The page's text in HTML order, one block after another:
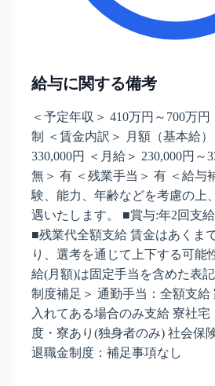
給与に関する備考
＜予定年収＞ 410万円～700万
制 ＜賃金内訳＞ 月額（基本給）
330,000円 ＜月給＞ 230,000円～
無＞ 有 ＜残業手当＞ 有 ＜給与
験、能力、年齢などを考慮の上
遇いたします。 ■賞与:年2回支
■残業代全額支給 賃金はあくま
り、選考を通じて上下する可能
給(月額)は固定手当を含めた表
制度補足＞ 通勤手当：全額支給
入れてある場合のみ支給 寮社宅
度・寮あり(独身者のみ) 社会保
退職金制度：補足事項なし